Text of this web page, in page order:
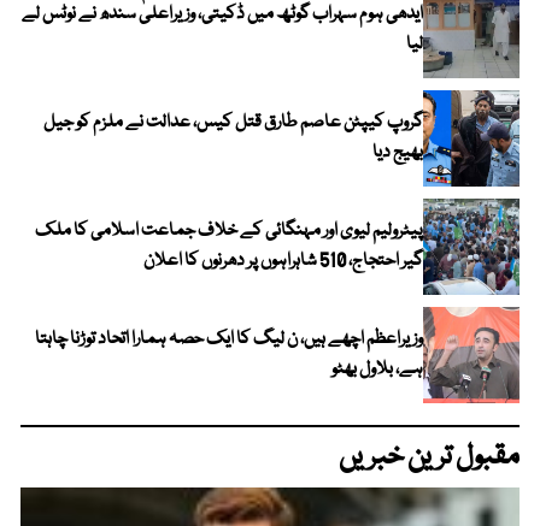
ایدھی ہوم سہراب گوٹھ میں ڈکیتی، وزیراعلیٰ سندھ نے نوٹس لے
لیا
گروپ کیپٹن عاصم طارق قتل کیس، عدالت نے ملزم کو جیل
بھیج دیا
پیٹرولیم لیوی اور مہنگائی کے خلاف جماعت اسلامی کا ملک
گیر احتجاج، 510 شاہراہوں پر دھرنوں کا اعلان
وزیراعظم اچھے ہیں، ن لیگ کا ایک حصہ ہمارا اتحاد توڑنا چاہتا
ہے، بلاول بھٹو
مقبول ترین خبریں